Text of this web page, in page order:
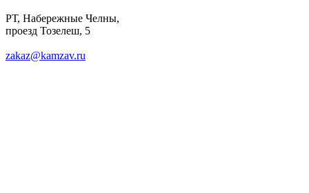
РТ, Набережные Челны,
проезд Тозелеш, 5
zakaz@kamzav.ru